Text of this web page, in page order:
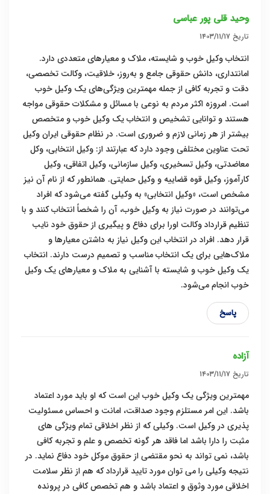
وحید قلی پور عباسی
تاریخ ۱۴۰۳/۱۱/۱۷
انتخاب وکیل خوب و شایسته، ملاک و معیار‌های متعددی دارد.
امانتداری، دانش حقوقی جامع و به‌روز، خلاقیت، وکالت تخصصی،
دقت و تجربه کافی از جمله مهمترین ویژگی‌های یک وکیل خوب
است. امروزه اکثر مردم به نوعی با مسائل و مشکلات حقوقی مواجه
هستند و توانایی تشخیص و انتخاب یک وکیل خوب و متخصص
بیشتر از هر زمانی لازم و ضروری است. در نظام حقوقی ایران وکیل
تحت عناوین مختلفی وجود دارد که عبارتند از: وکیل انتخابی، وکل
معاضدتی، وکیل تسخیری، وکیل سازمانی، وکیل اتفاقی، وکیل
کارآموز، وکیل قوه قضاییه و وکیل حمایتی. همانطور که از نام آن نیز
مشخص است، «وکیل انتخابی» به وکیلی گفته می‌شود که افراد
می‌توانند در صورت نیاز به وکیل خوب، آن را شخصاً انتخاب کنند و با
تنظیم قرارداد وکالت اورا برای دفاع و پیگیری از حقوق خود نایب
قرار دهد. افراد در انتخاب این وکیل نیاز به داشتن معیارها و
ملاک‌هایی برای یک انتخاب مناسب و تصمیم درست دارند. انتخاب
یک وکیل خوب و شایسته با آشنایی به ملاک و معیار‌های یک وکیل
خوب انجام می‌شود.
پاسخ
آزاده
تاریخ ۱۴۰۳/۱۱/۱۷
مهمترین ویژگی یک وکیل خوب این است که او باید مورد اعتماد
باشد. این امر مستلزم وجود صداقت، امانت و احساس مسئولیت
پذیری در وکیل است. وکیلی که از نظر اخلاقی تمام ویژگی های
مثبت را دارا باشد اما فاقد هر گونه تخصص و علم و تجربه کافی
باشد، نمی تواند به نحو مقتضی از حقوق موکل خود دفاع نماید. در
نتیجه وکیلی را می توان مورد تایید قرارداد که هم از نظر سلامت
اخلاقی مورد وثوق و اعتماد باشد و هم تخصص کافی در پرونده